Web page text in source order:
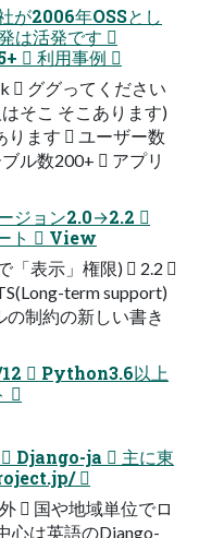
が2006年OSSとし
は活発です 
 利用事例 
 ググってください
そこ そこあります)
ります  ユーザー数
ル数200+  アプリ
ジョン2.0→2.2 
ト  View
「表示」権限)  2.2 
term support)
制約の新しい書き
12  Python3.6以上

 Django-ja  主に東

 国や地域単位でロ
心は英語のDjango-